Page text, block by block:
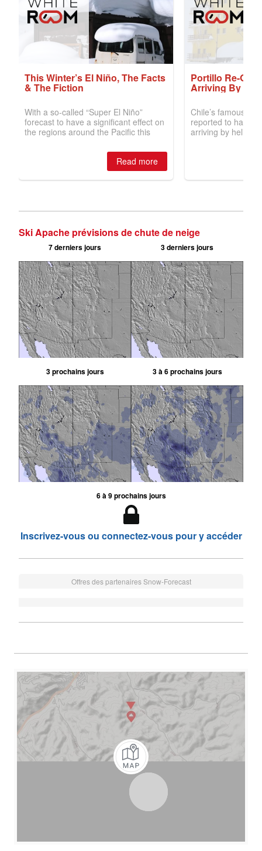
Ski Apache prévisions de chute de neige
7 derniers jours 3 derniers jours
3 prochains jours 3 à 6 prochains jours
6 à 9 prochains jours
Inscrivez-vous ou connectez-vous pour y accéder
Offres des partenaires Snow-Forecast